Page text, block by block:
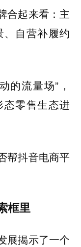
合起来看：主
自营补履约
的流量场”，
态零售生态进
帮抖音电商平
框里
展揭示了一个